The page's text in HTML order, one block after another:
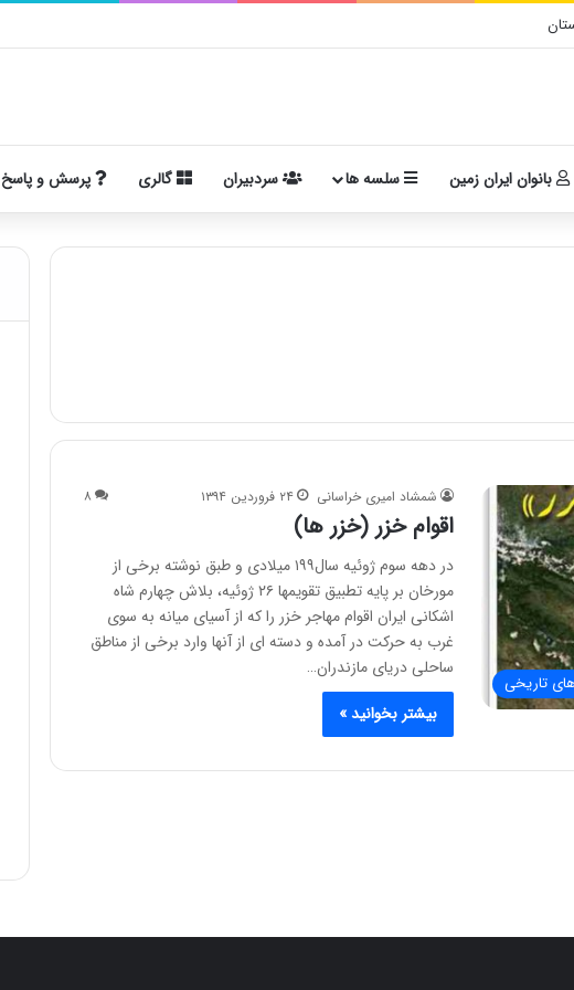
بانوان ایران زمین سلسه ها سردبیران گالری پرسش و پاسخ
تاریخی
شمشاد امیری خراسانی ۲۴ فروردین ۱۳۹۴ ۸
اقوام خزر (خزر ها)
در دهه سوم ژوئیه سال۱۹۹ میلادی و طبق نوشته برخی از
مورخان بر پایه تطبیق تقویمها ۲۶ ژوئیه، بلاش چهارم شاه
اشکانی ایران اقوام مهاجر خزر را که از آسیای میانه به سوی
غرب به حرکت در آمده و دسته ای از آنها وارد برخی از مناطق
ساحلی دریای مازندران…
بیشتر بخوانید »